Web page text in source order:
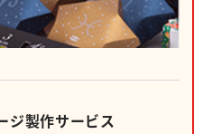
ジ製作サービス